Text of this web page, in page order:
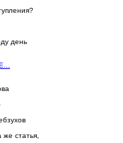
день
же статья,